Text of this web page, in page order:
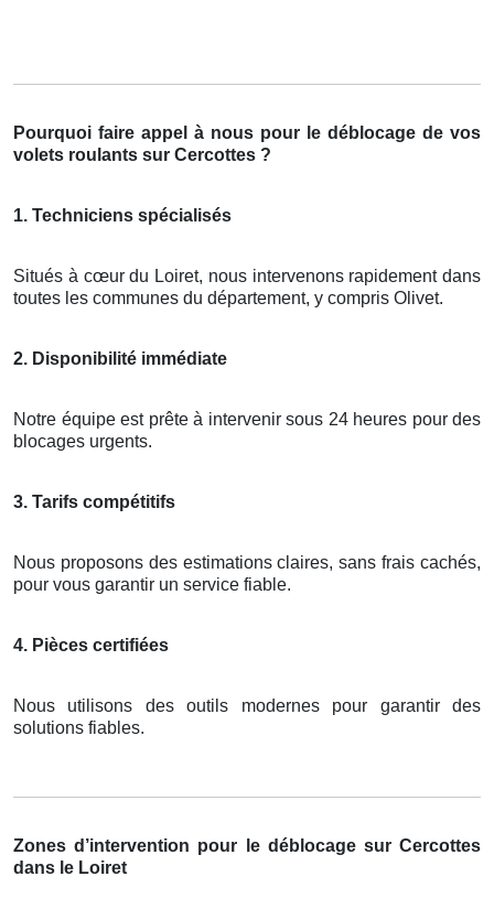
Pourquoi faire appel à nous pour le déblocage de vos
volets roulants sur Cercottes ?
1. Techniciens spécialisés
Situés à cœur du Loiret, nous intervenons rapidement dans
toutes les communes du département, y compris Olivet.
2. Disponibilité immédiate
Notre équipe est prête à intervenir sous 24 heures pour des
blocages urgents.
3. Tarifs compétitifs
Nous proposons des estimations claires, sans frais cachés,
pour vous garantir un service fiable.
4. Pièces certifiées
Nous utilisons des outils modernes pour garantir des
solutions fiables.
Zones d’intervention pour le déblocage sur Cercottes
dans le Loiret